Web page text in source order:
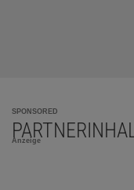
SPONSORED
Anzeige